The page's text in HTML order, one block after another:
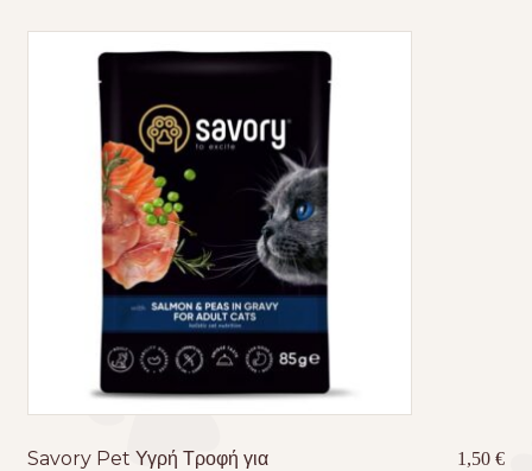
Savory Pet Υγρή Τροφή για
1,50€